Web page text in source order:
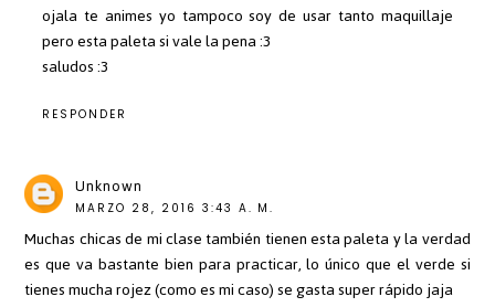
ojala te animes yo tampoco soy de usar tanto maquillaje
pero esta paleta si vale la pena :3
saludos :3
RESPONDER
Unknown
MARZO 28, 2016 3:43 A. M.
Muchas chicas de mi clase también tienen esta paleta y la verdad
es que va bastante bien para practicar, lo único que el verde si
tienes mucha rojez (como es mi caso) se gasta super rápido jaja